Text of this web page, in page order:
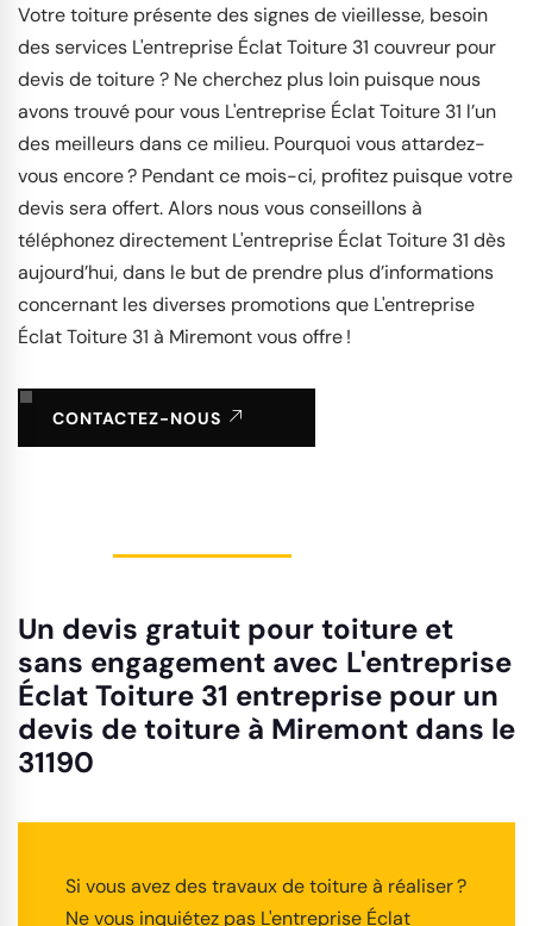
Votre toiture présente des signes de vieillesse, besoin
des services L'entreprise Éclat Toiture 31 couvreur pour
devis de toiture ? Ne cherchez plus loin puisque nous
avons trouvé pour vous L'entreprise Éclat Toiture 31 l’un
des meilleurs dans ce milieu. Pourquoi vous attardez-
vous encore ? Pendant ce mois-ci, profitez puisque votre
devis sera offert. Alors nous vous conseillons à
téléphonez directement L'entreprise Éclat Toiture 31 dès
aujourd’hui, dans le but de prendre plus d’informations
concernant les diverses promotions que L'entreprise
Éclat Toiture 31 à Miremont vous offre !
CONTACTEZ-NOUS
Un devis gratuit pour toiture et
sans engagement avec L'entreprise
Éclat Toiture 31 entreprise pour un
devis de toiture à Miremont dans le
31190
Si vous avez des travaux de toiture à réaliser ?
Ne vous inquiétez pas L'entreprise Éclat